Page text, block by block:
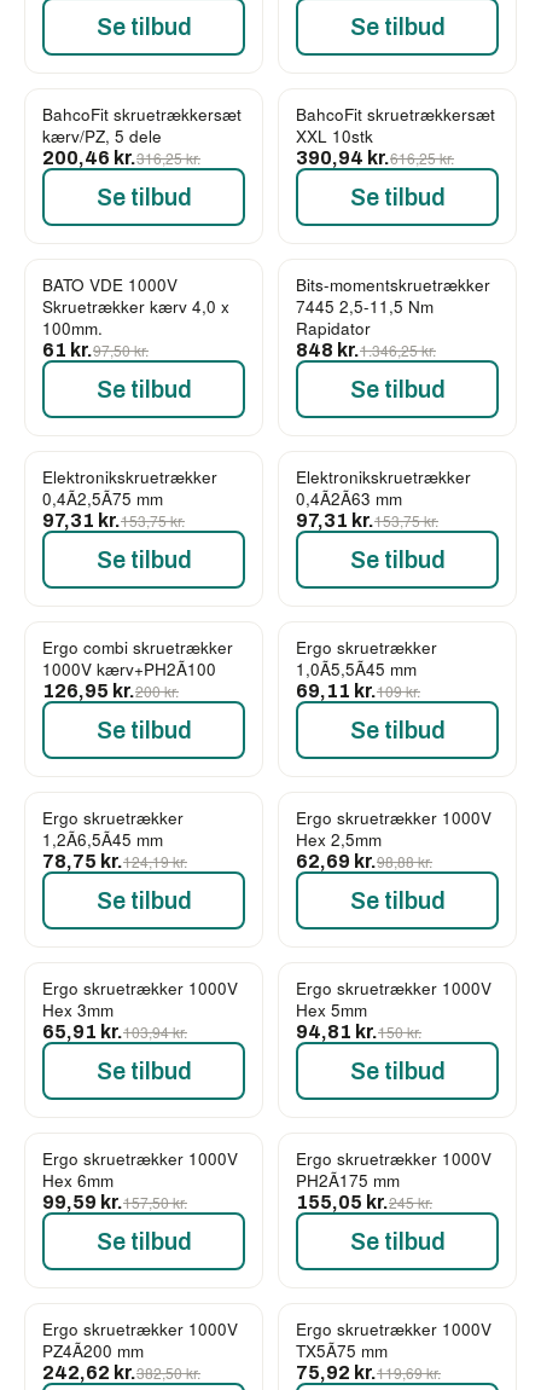
Se tilbud Se tilbud
-37%
BahcoFit skruetrækkersæt
kærv/PZ, 5 dele
200,46 kr.316,25 kr.
Se tilbud
-37%
BahcoFit skruetrækkersæt
XXL 10stk
390,94 kr.616,25 kr.
Se tilbud
-37%
BATO VDE 1000V
Skruetrækker kærv 4,0 x
100mm.
61 kr.97,50 kr.
Se tilbud
-37%
Bits-momentskruetrækker
7445 2,5-11,5 Nm
Rapidator
848 kr.1.346,25 kr.
Se tilbud
-37%
Elektronikskruetrækker
0,4Ã2,5Ã75 mm
97,31 kr.153,75 kr.
Se tilbud
-37%
Elektronikskruetrækker
0,4Ã2Ã63 mm
97,31 kr.153,75 kr.
Se tilbud
-37%
Ergo combi skruetrækker
1000V kærv+PH2Ã100
126,95 kr.200 kr.
Se tilbud
-37%
Ergo skruetrækker
1,0Ã5,5Ã45 mm
69,11 kr.109 kr.
Se tilbud
-37%
Ergo skruetrækker
1,2Ã6,5Ã45 mm
78,75 kr.124,19 kr.
Se tilbud
-37%
Ergo skruetrækker 1000V
Hex 2,5mm
62,69 kr.98,88 kr.
Se tilbud
-37%
Ergo skruetrækker 1000V
Hex 3mm
65,91 kr.103,94 kr.
Se tilbud
-37%
Ergo skruetrækker 1000V
Hex 5mm
94,81 kr.150 kr.
Se tilbud
-37%
Ergo skruetrækker 1000V
Hex 6mm
99,59 kr.157,50 kr.
Se tilbud
-37%
Ergo skruetrækker 1000V
PH2Ã175 mm
155,05 kr.245 kr.
Se tilbud
-37%
Ergo skruetrækker 1000V
PZ4Ã200 mm
242,62 kr.382,50 kr.
-37%
Ergo skruetrækker 1000V
TX5Ã75 mm
75,92 kr.119,69 kr.